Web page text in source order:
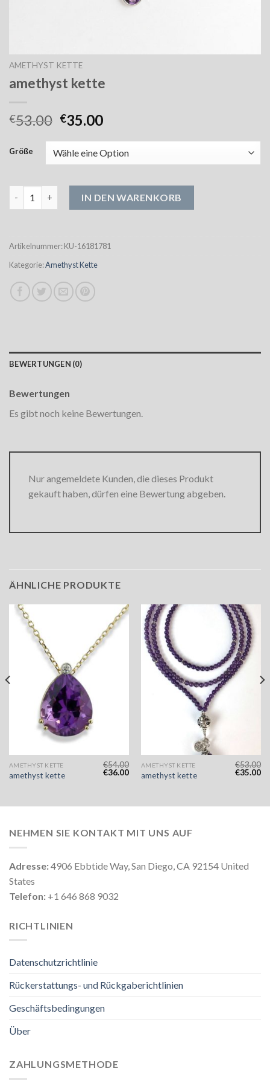
AMETHYST KETTE
amethyst kette
€53.00 €35.00
Größe
IN DEN WARENKORB
Artikelnummer:KU-16181781
Kategorie:Amethyst Kette
BEWERTUNGEN (0)
Bewertungen
Es gibt noch keine Bewertungen.
Nur angemeldete Kunden, die dieses Produkt
gekauft haben, dürfen eine Bewertung abgeben.
ÄHNLICHE PRODUKTE
AMETHYST KETTE
amethyst kette
€54.00
€36.00
AMETHYST KETTE
amethyst kette
€53.00
€35.00
NEHMEN SIE KONTAKT MIT UNS AUF
Adresse:4906 Ebbtide Way, San Diego, CA 92154 United
States
Telefon: +1 646 868 9032
RICHTLINIEN
Datenschutzrichtlinie
Rückerstattungs- und Rückgaberichtlinien
Geschäftsbedingungen
Über
ZAHLUNGSMETHODE